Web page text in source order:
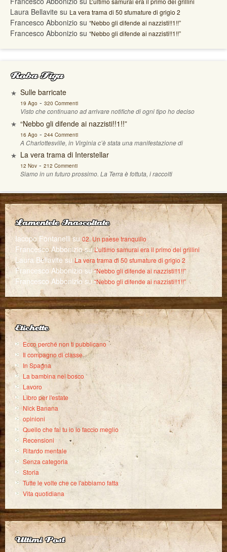
Laura Bellavite su La vera trama di 50 sfumature di grigio 2
Francesco Abbonizio su “Nebbo gli difende ai nazzisti!!1!!”
Francesco Abbonizio su “Nebbo gli difende ai nazzisti!!1!!”
Roba Figa
Sulle barricate
19 Ago - 320 Commenti
Visto che continuano ad arrivare notifiche di ogni tipo ho deciso
“Nebbo gli difende ai nazzisti!!1!!”
16 Ago - 244 Commenti
A Charlottesville, in Virginia c’è stata una manifestazione di
La vera trama di Interstellar
12 Nov- 212 Commenti
Siamo in un futuro prossimo. La Terra è fottuta, i raccolti
Lamentele Inascoltate
Iacopo Fontanellisu02. Un paese tranquillo
Francesco AbboniziosuL’ultimo samurai era il primo dei grillini
Laura Bellavite su La vera trama di 50 sfumature di grigio 2
Francesco Abbonizio su“Nebbo gli difende ai nazzisti!!1!!”
Francesco Abbonizio su“Nebbo gli difende ai nazzisti!!1!!”
Etichette
Ecco perché non ti pubblicano
Il compagno di classe
In Spagna
La bambina nel bosco
Lavoro
Libro per l'estate
Nick Banana
opinioni
Quello che fai tu io lo faccio meglio
Recensioni
Ritardo mentale
Senza categoria
Storia
Tutte le volte che ce l'abbiamo fatta
Vita quotidiana
Ultimi Post